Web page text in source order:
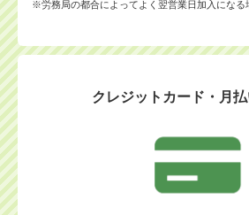
※労務局の都合によってよく翌営業日加入になる
クレジットカード・月